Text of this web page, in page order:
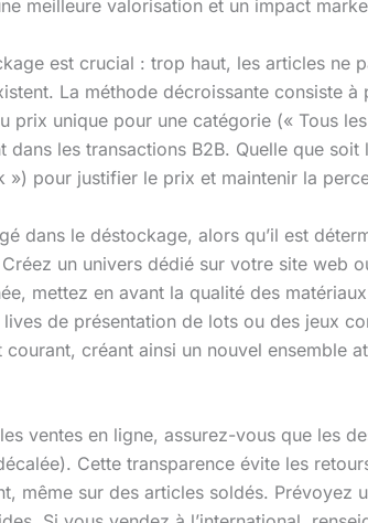
meilleure valorisation et un impact
est crucial : trop haut, les articles
La méthode décroissante consiste
unique pour une catégorie (« Tous
les transactions B2B. Quelle que
pour justifier le prix et maintenir la
dans le déstockage, alors qu’il est
un univers dédié sur votre site web
mettez en avant la qualité des
de présentation de lots ou des jeux
créant ainsi un nouvel ensemble
ventes en ligne, assurez-vous que les
Cette transparence évite les
même sur des articles soldés.